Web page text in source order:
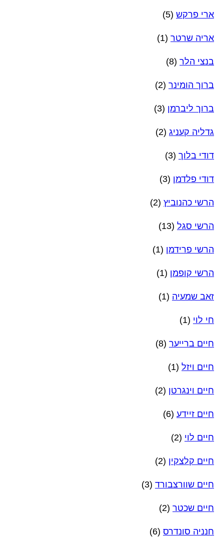
ארי פרקש (5)
אריה שרטר (1)
בנצי הלר (8)
ברוך הומינר (2)
ברוך ליברמן (3)
גדליה קעניג (2)
דודי בלוך (3)
דודי פלדמן (3)
הרשי כהנוביץ (2)
הרשי סגל (13)
הרשי פרידמן (1)
הרשי קופמן (1)
זאב שמעיה (1)
חי לוי (1)
חיים ברייער (8)
חיים ויזל (1)
חיים וינגרטן (2)
חיים זיידע (6)
חיים לוי (2)
חיים קלצקין (2)
חיים שוורצבורד (3)
חיים שכטר (2)
חנניה סונדרס (6)